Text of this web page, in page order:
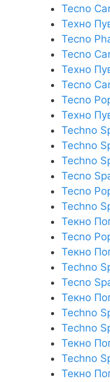
Tecno
Техно
Tecno
Tecno
Техно
Tecno
Tecno
Техно
Techno
Techno
Techno
Tecno
Tecno
Techno
Текно
Tecno
Текно
Techno
Tecno
Текно
Techno
Techno
Текно
Techno
Текно